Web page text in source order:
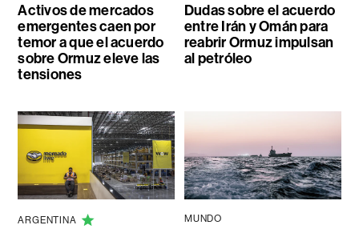
Activos de mercados
emergentes caen por
temor a que el acuerdo
sobre Ormuz eleve las
tensiones
Dudas sobre el acuerdo
entre Irán y Omán para
reabrir Ormuz impulsan
al petróleo
ARGENTINA MUNDO